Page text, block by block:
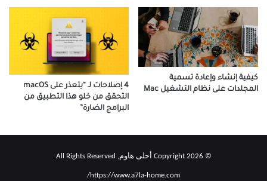
كيفية إنشاء وإعادة تسمية
المجلدات على نظام التشغيل Mac
4 إصلاحات لـ “يتعذر على macOS
التحقق من خلو هذا التطبيق من
البرامج الضارة”
© Copyright 2026 أحلى هاوم, All Rights Reserved
https://www.a7la-home.com/